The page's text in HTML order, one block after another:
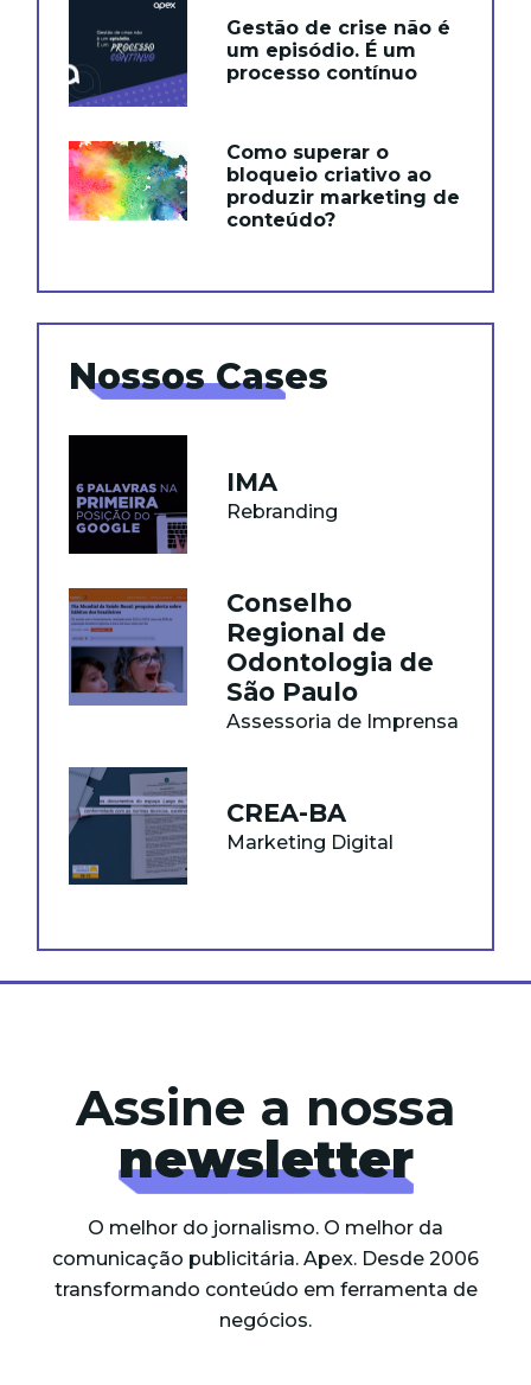
Gestão de crise não é
um episódio. É um
processo contínuo
Como superar o
bloqueio criativo ao
produzir marketing de
conteúdo?
Nossos Cases
IMA
Rebranding
Conselho
Regional de
Odontologia de
São Paulo
Assessoria de Imprensa
CREA-BA
Marketing Digital
Assine a nossa
newsletter
O melhor do jornalismo. O melhor da
comunicação publicitária. Apex. Desde 2006
transformando conteúdo em ferramenta de
negócios.